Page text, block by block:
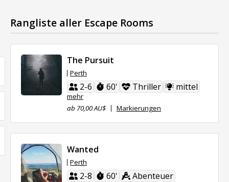
Rangliste aller Escape Rooms
The Pursuit
Perth
2-6 60' Thriller mittel
mehr
ab 70,00 AU$
Markierungen
Wanted
Perth
2-8 60'
Abenteuer